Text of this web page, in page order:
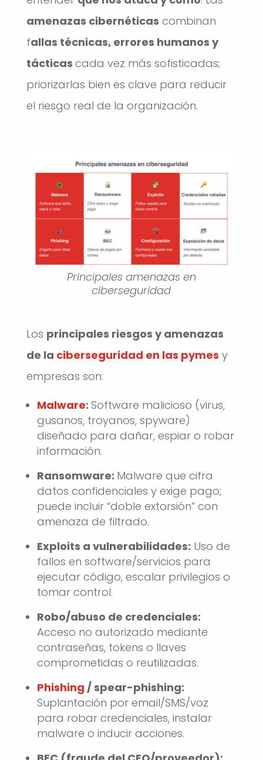
amenazas cibernéticas combinan
fallas técnicas, errores humanos y
tácticas cada vez más sofisticadas;
priorizarlas bien es clave para reducir
el riesgo real de la organización.
Principales amenazas en
ciberseguridad
Los principales riesgos y amenazas
de la ciberseguridad en las pymes y
empresas son:
Malware: Software malicioso (virus,
gusanos, troyanos, spyware)
diseñado para dañar, espiar o robar
información.
Ransomware: Malware que cifra
datos confidenciales y exige pago;
puede incluir “doble extorsión” con
amenaza de filtrado.
Exploits a vulnerabilidades: Uso de
fallos en software/servicios para
ejecutar código, escalar privilegios o
tomar control.
Robo/abuso de credenciales:
Acceso no autorizado mediante
contraseñas, tokens o llaves
comprometidas o reutilizadas.
Phishing / spear-phishing:
Suplantación por email/SMS/voz
para robar credenciales, instalar
malware o inducir acciones.